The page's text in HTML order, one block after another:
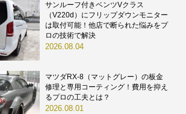
サンルーフ付きベンツVクラス
（V220d）にフリップダウンモニター
は取付可能！他店で断られた悩みをプ
ロの技術で解決
2026.08.04
マツダRX-8（マットグレー）の板金
修理と専用コーティング！費用を抑え
るプロの工夫とは？
2026.08.01